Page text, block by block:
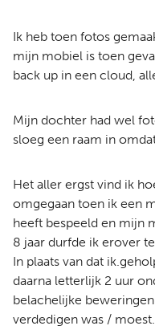
Ik heb toen fotos
mijn mobiel is toen
back up in een cloud,
Mijn dochter had wel
sloeg een raam in
Het aller ergst vind ik
omgegaan toen ik een
heeft bespeeld en mijn
8 jaar durfde ik erover
In plaats van dat
daarna letterlijk 2 uur
belachelijke
verdedigen was /